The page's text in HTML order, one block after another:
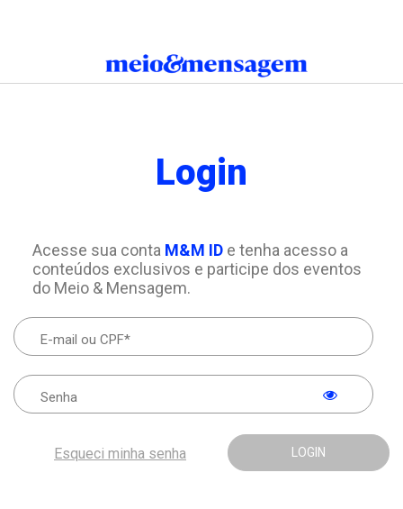
Login
Acesse sua conta M&M IDe tenha acesso a
conteúdos exclusivos e participe dos eventos
do Meio & Mensagem.
LOGIN
Esqueci minha senha